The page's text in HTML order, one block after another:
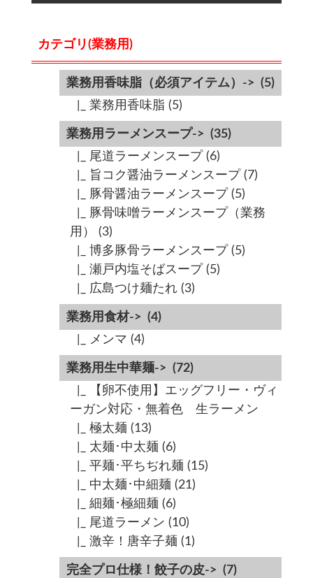
カテゴリ(業務用)
業務用香味脂（必須アイテム）-> (5)
|_ 業務用香味脂 (5)
業務用ラーメンスープ-> (35)
|_ 尾道ラーメンスープ(6)
|_ 旨コク醤油ラーメンスープ(7)
|_ 豚骨醤油ラーメンスープ(5)
|_ 豚骨味噌ラーメンスープ（業務
用）
(3)
|_ 博多豚骨ラーメンスープ(5)
|_ 瀬戸内塩そばスープ(5)
|_ 広島つけ麺たれ(3)
業務用食材-> (4)
|_ メンマ (4)
業務用生中華麺-> (72)
|_ 【卵不使用】エッグフリー・ヴィ
ーガン対応・無着色 生ラーメン
|_ 極太麺 (13)
|_ 太麺･中太麺 (6)
|_ 平麺･平ちぢれ麺 (15)
|_ 中太麺･中細麺 (21)
|_ 細麺･極細麺 (6)
|_ 尾道ラーメン (10)
|_ 激辛！唐辛子麺 (1)
完全プロ仕様！餃子の皮-> (7)